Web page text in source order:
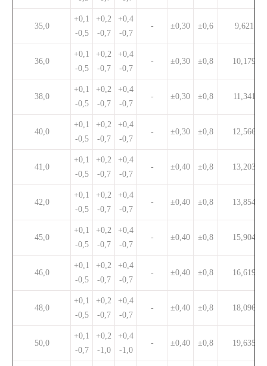
35,0
+0,1
-0,5
+0,2
-0,7
+0,4
-0,7
- ±0,30 ±0,6 9,621
36,0
+0,1
-0,5
+0,2
-0,7
+0,4
-0,7
- ±0,30 ±0,8 10,179
38,0
+0,1
-0,5
+0,2
-0,7
+0,4
-0,7
- ±0,30 ±0,8 11,341
40,0
+0,1
-0,5
+0,2
-0,7
+0,4
-0,7
- ±0,30 ±0,8 12,566
41,0
+0,1
-0,5
+0,2
-0,7
+0,4
-0,7
- ±0,40 ±0,8 13,203
42,0
+0,1
-0,5
+0,2
-0,7
+0,4
-0,7
- ±0,40 ±0,8 13,854
45,0
+0,1
-0,5
+0,2
-0,7
+0,4
-0,7
- ±0,40 ±0,8 15,904
46,0
+0,1
-0,5
+0,2
-0,7
+0,4
-0,7
- ±0,40 ±0,8 16,619
48,0
+0,1
-0,5
+0,2
-0,7
+0,4
-0,7
- ±0,40 ±0,8 18,096
50,0
+0,1
-0,7
+0,2
-1,0
+0,4
-1,0
- ±0,40 ±0,8 19,635